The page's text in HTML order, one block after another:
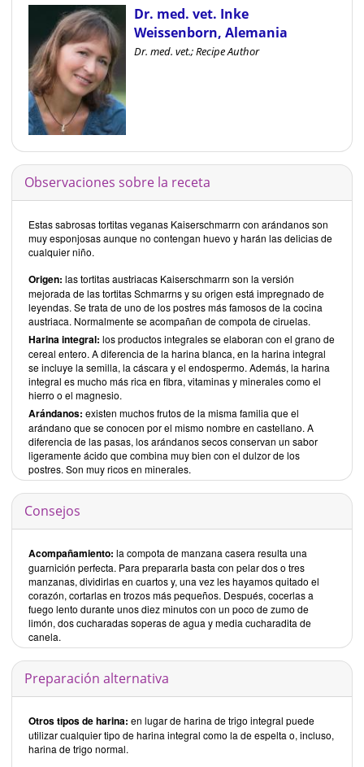
Dr. med. vet. Inke
Weissenborn, Alemania
Dr. med. vet.; Recipe Author
Observaciones sobre la receta
Estas sabrosas tortitas veganas Kaiserschmarrn con arándanos son
muy esponjosas aunque no contengan huevo y harán las delicias de
cualquier niño.
Origen: las tortitas austriacas Kaiserschmarrn son la versión
mejorada de las tortitas Schmarrns y su origen está impregnado de
leyendas. Se trata de uno de los postres más famosos de la cocina
austriaca. Normalmente se acompañan de compota de ciruelas.
Harina integral: los productos integrales se elaboran con el grano de
cereal entero. A diferencia de la harina blanca, en la harina integral
se incluye la semilla, la cáscara y el endospermo. Además, la harina
integral es mucho más rica en fibra, vitaminas y minerales como el
hierro o el magnesio.
Arándanos: existen muchos frutos de la misma familia que el
arándano que se conocen por el mismo nombre en castellano. A
diferencia de las pasas, los arándanos secos conservan un sabor
ligeramente ácido que combina muy bien con el dulzor de los
postres. Son muy ricos en minerales.
Consejos
Acompañamiento: la compota de manzana casera resulta una
guarnición perfecta. Para prepararla basta con pelar dos o tres
manzanas, dividirlas en cuartos y, una vez les hayamos quitado el
corazón, cortarlas en trozos más pequeños. Después, cocerlas a
fuego lento durante unos diez minutos con un poco de zumo de
limón, dos cucharadas soperas de agua y media cucharadita de
canela.
Preparación alternativa
Otros tipos de harina: en lugar de harina de trigo integral puede
utilizar cualquier tipo de harina integral como la de espelta o, incluso,
harina de trigo normal.